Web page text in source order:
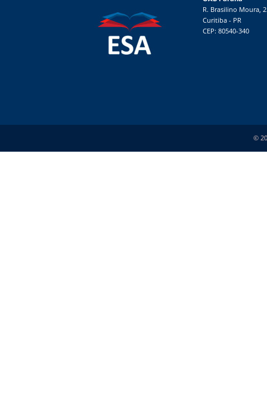
R. Brasilino Moura,
Curitiba - PR
CEP: 80540-340
©